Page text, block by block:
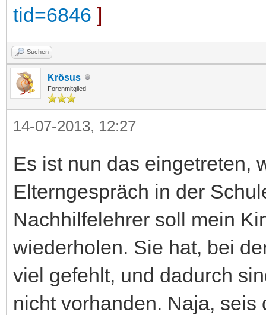
tid=6846 ]
Suchen
Krösus
Forenmitglied
14-07-2013, 12:27
Es ist nun das eingetreten,
Elterngespräch in der
Nachhilfelehrer soll mein
wiederholen. Sie hat, bei
viel gefehlt, und dadurch
nicht vorhanden. Naja, seis